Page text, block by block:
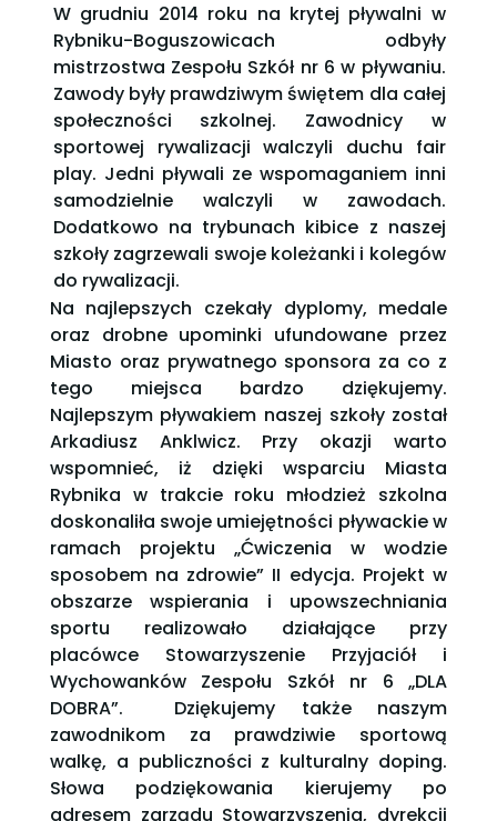
W grudniu 2014 roku na krytej pływalni w
Rybniku-Boguszowicach odbyły
mistrzostwa Zespołu Szkół nr 6 w pływaniu.
Zawody były prawdziwym świętem dla całej
społeczności szkolnej. Zawodnicy w
sportowej rywalizacji walczyli duchu fair
play. Jedni pływali ze wspomaganiem inni
samodzielnie walczyli w zawodach.
Dodatkowo na trybunach kibice z naszej
szkoły zagrzewali swoje koleżanki i kolegów
do rywalizacji.
Na najlepszych czekały dyplomy, medale
oraz drobne upominki ufundowane przez
Miasto oraz prywatnego sponsora za co z
tego miejsca bardzo dziękujemy.
Najlepszym pływakiem naszej szkoły został
Arkadiusz Anklwicz. Przy okazji warto
wspomnieć, iż dzięki wsparciu Miasta
Rybnika w trakcie roku młodzież szkolna
doskonaliła swoje umiejętności pływackie w
ramach projektu „Ćwiczenia w wodzie
sposobem na zdrowie” II edycja. Projekt w
obszarze wspierania i upowszechniania
sportu realizowało działające przy
placówce Stowarzyszenie Przyjaciół i
Wychowanków Zespołu Szkół nr 6 „DLA
DOBRA”. Dziękujemy także naszym
zawodnikom za prawdziwie sportową
walkę, a publiczności z kulturalny doping.
Słowa podziękowania kierujemy po
adresem zarządu Stowarzyszenia, dyrekcji